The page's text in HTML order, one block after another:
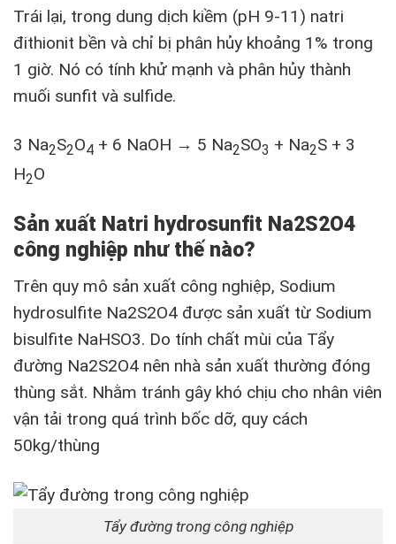
Trái lại, trong dung dịch kiềm (pH 9-11) natri
đithionit bền và chỉ bị phân hủy khoảng 1% trong
1 giờ. Nó có tính khử mạnh và phân hủy thành
muối sunfit và sulfide.
3 Na2S2O4 + 6 NaOH → 5 Na2SO3 + Na2S + 3
H2O
Sản xuất Natri hydrosunfit Na2S2O4
công nghiệp như thế nào?
Trên quy mô sản xuất công nghiệp, Sodium
hydrosulfite Na2S2O4 được sản xuất từ Sodium
bisulfite NaHSO3. Do tính chất mùi của Tẩy
đường Na2S2O4 nên nhà sản xuất thường đóng
thùng sắt. Nhằm tránh gây khó chịu cho nhân viên
vận tải trong quá trình bốc dỡ, quy cách
50kg/thùng
Tẩy đường trong công nghiệp